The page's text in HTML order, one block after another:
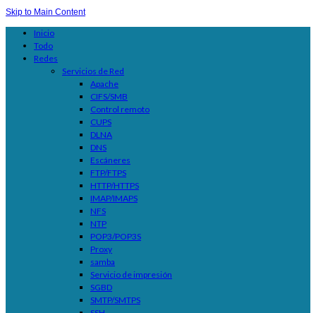
Skip to Main Content
Inicio
Todo
Redes
Servicios de Red
Apache
CIFS/SMB
Control remoto
CUPS
DLNA
DNS
Escáneres
FTP/FTPS
HTTP/HTTPS
IMAP/IMAPS
NFS
NTP
POP3/POP3S
Proxy
samba
Servicio de impresión
SGBD
SMTP/SMTPS